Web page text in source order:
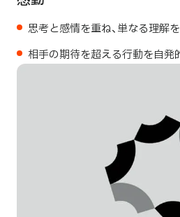
思考と感情を重ね、単なる理解
相手の期待を超える行動を自発